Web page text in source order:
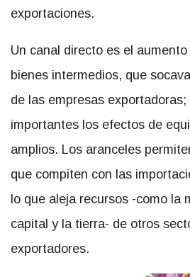
exportaciones.
Un canal directo es el
bienes intermedios, que
de las empresas
importantes los efectos de
amplios. Los aranceles
que compiten con las
lo que aleja recursos -como la
capital y la tierra- de otros
exportadores.